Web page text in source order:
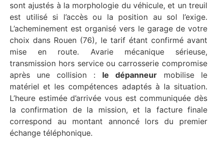
sont ajustés à la morphologie du véhicule, et un treuil
est utilisé si l’accès ou la position au sol l’exige.
L’acheminement est organisé vers le garage de votre
choix dans Rouen (76), le tarif étant confirmé avant
mise en route. Avarie mécanique sérieuse,
transmission hors service ou carrosserie compromise
après une collision : le dépanneur mobilise le
matériel et les compétences adaptés à la situation.
L’heure estimée d’arrivée vous est communiquée dès
la confirmation de la mission, et la facture finale
correspond au montant annoncé lors du premier
échange téléphonique.